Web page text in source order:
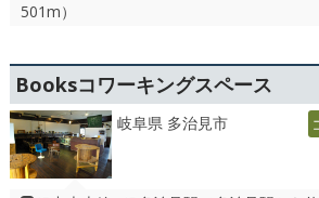
501m）
Booksコワーキングスペース
岐阜県 多治見市